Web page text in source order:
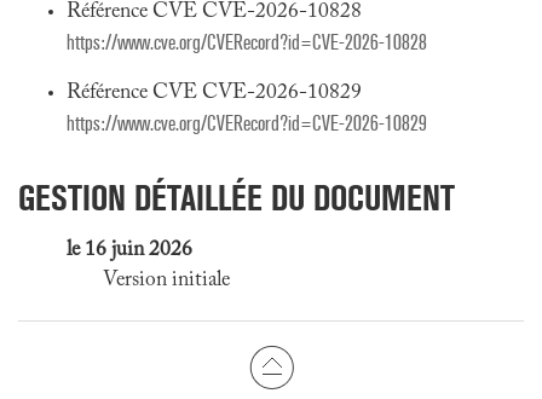
Référence CVE CVE-2026-10828
https://www.cve.org/CVERecord?id=CVE-2026-10828
Référence CVE CVE-2026-10829
https://www.cve.org/CVERecord?id=CVE-2026-10829
GESTION DÉTAILLÉE DU DOCUMENT
le 16 juin 2026
Version initiale